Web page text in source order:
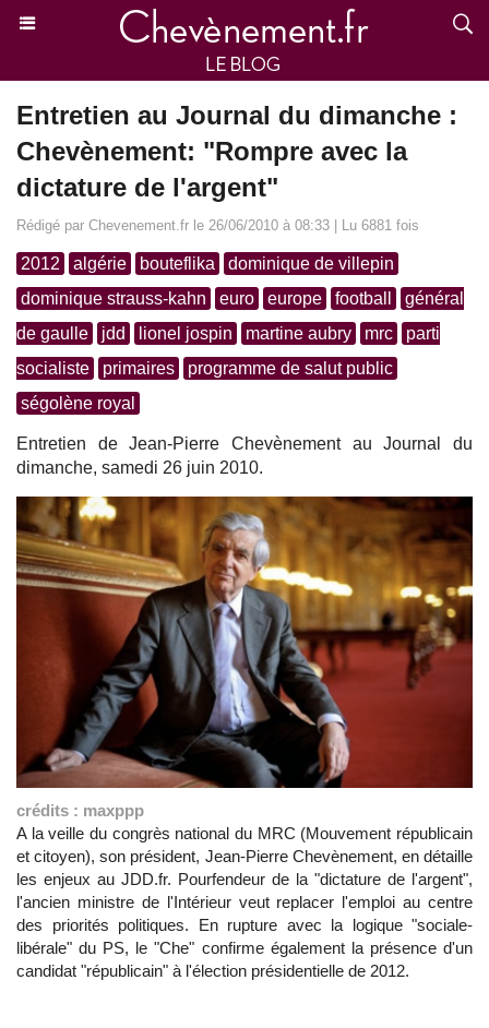
Entretien au Journal du dimanche :
Chevènement: "Rompre avec la
dictature de l'argent"
Rédigé par Chevenement.fr le 26/06/2010 à 08:33 | Lu 6881 fois
2012 algérie bouteflika
dominique de villepin
dominique strauss-kahn
euro europe football
général
de gaulle
jdd lionel jospin martine aubry mrc
parti
socialiste
primaires
programme de salut public
ségolène royal
Entretien de Jean-Pierre Chevènement au Journal du
dimanche, samedi 26 juin 2010.
crédits : maxppp
A la veille du congrès national du MRC (Mouvement républicain
et citoyen), son président, Jean-Pierre Chevènement, en détaille
les enjeux au JDD.fr. Pourfendeur de la "dictature de l'argent",
l'ancien ministre de l'Intérieur veut replacer l'emploi au centre
des priorités politiques. En rupture avec la logique "sociale-
libérale" du PS, le "Che" confirme également la présence d'un
candidat "républicain" à l'élection présidentielle de 2012.